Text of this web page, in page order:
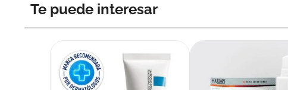
Te puede interesar